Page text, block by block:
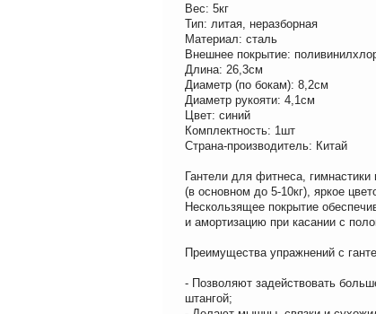
Вес: 5кг
Тип: литая, неразборная
Материал: сталь
Внешнее покрытие:
Длина: 26,3см
Диаметр (по бокам): 8,2см
Диаметр рукояти: 4,1см
Цвет: синий
Комплектность: 1шт
Страна-производитель: Китай
Гантели для фитнеса,
(в основном до 5-10кг), яркое
Нескользящее покрытие
и амортизацию при касании с
Преимущества упражнений с
- Позволяют задействовать
штангой;